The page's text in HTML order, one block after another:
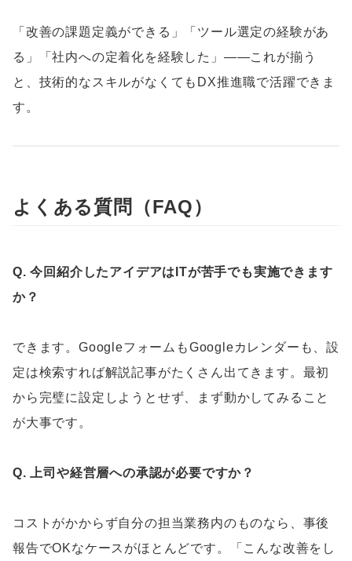
「改善の課題定義ができる」「ツール選定の経験があ
る」「社内への定着化を経験した」——これが揃う
と、技術的なスキルがなくてもDX推進職で活躍できま
す。
よくある質問（FAQ）
Q. 今回紹介したアイデアはITが苦手でも実施できます
か？
できます。GoogleフォームもGoogleカレンダーも、設
定は検索すれば解説記事がたくさん出てきます。最初
から完璧に設定しようとせず、まず動かしてみること
が大事です。
Q. 上司や経営層への承認が必要ですか？
コストがかからず自分の担当業務内のものなら、事後
報告でOKなケースがほとんどです。「こんな改善をし